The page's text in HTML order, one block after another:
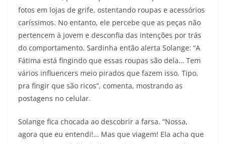
fotos em lojas de grife, ostentando roupas e acessórios
caríssimos. No entanto, ele percebe que as peças não
pertencem à jovem e desconfia das intenções por trás
do comportamento. Sardinha então alerta Solange: “A
Fátima está fingindo que essas roupas são dela… Tem
vários influencers meio pirados que fazem isso. Tipo,
pra fingir que são ricos”, comenta, mostrando as
postagens no celular.
Solange fica chocada ao descobrir a farsa. “Nossa,
agora que eu entendi!… Mas que viagem! Ela acha que